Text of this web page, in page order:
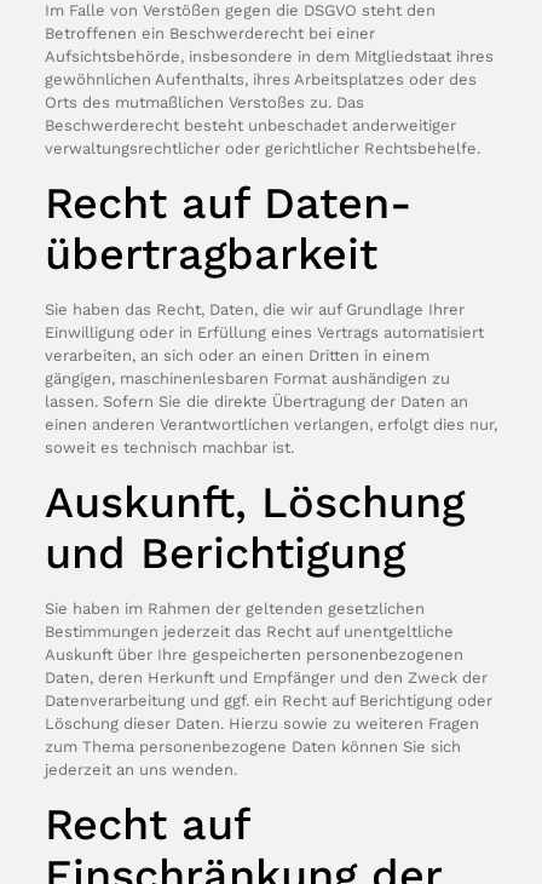
Im Falle von Verstößen gegen die DSGVO steht den
Betroffenen ein Beschwerderecht bei einer
Aufsichtsbehörde, insbesondere in dem Mitgliedstaat ihres
gewöhnlichen Aufenthalts, ihres Arbeitsplatzes oder des
Orts des mutmaßlichen Verstoßes zu. Das
Beschwerderecht besteht unbeschadet anderweitiger
verwaltungsrechtlicher oder gerichtlicher Rechtsbehelfe.
Recht auf Daten­
übertrag­barkeit
Sie haben das Recht, Daten, die wir auf Grundlage Ihrer
Einwilligung oder in Erfüllung eines Vertrags automatisiert
verarbeiten, an sich oder an einen Dritten in einem
gängigen, maschinenlesbaren Format aushändigen zu
lassen. Sofern Sie die direkte Übertragung der Daten an
einen anderen Verantwortlichen verlangen, erfolgt dies nur,
soweit es technisch machbar ist.
Auskunft, Löschung
und Berichtigung
Sie haben im Rahmen der geltenden gesetzlichen
Bestimmungen jederzeit das Recht auf unentgeltliche
Auskunft über Ihre gespeicherten personenbezogenen
Daten, deren Herkunft und Empfänger und den Zweck der
Datenverarbeitung und ggf. ein Recht auf Berichtigung oder
Löschung dieser Daten. Hierzu sowie zu weiteren Fragen
zum Thema personenbezogene Daten können Sie sich
jederzeit an uns wenden.
Recht auf